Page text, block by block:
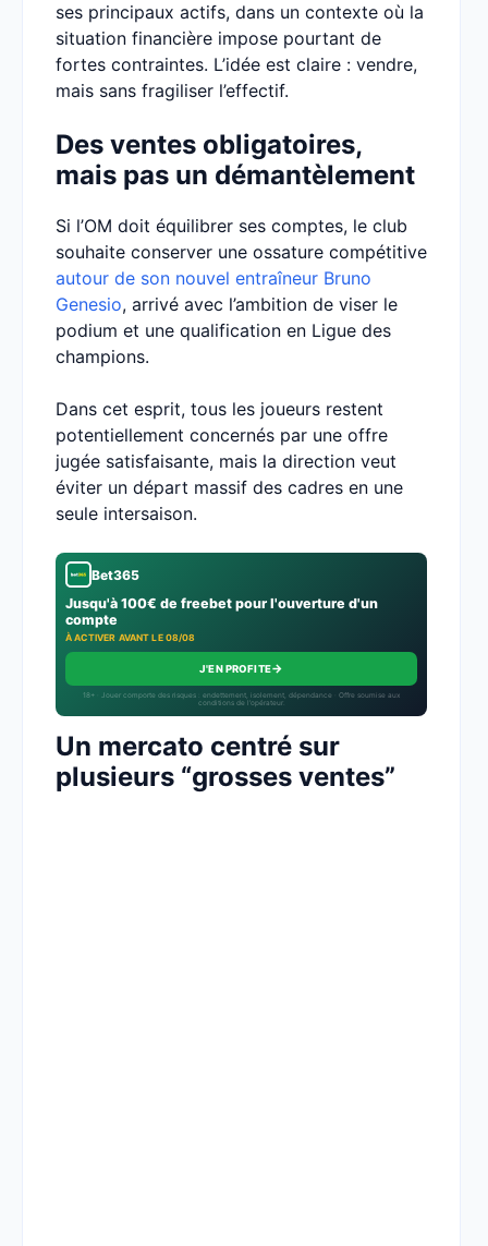
ses principaux actifs, dans un contexte où la
situation financière impose pourtant de
fortes contraintes. L’idée est claire : vendre,
mais sans fragiliser l’effectif.
Des ventes obligatoires,
mais pas un démantèlement
Si l’OM doit équilibrer ses comptes, le club
souhaite conserver une ossature compétitive
autour de son nouvel entraîneur Bruno
Genesio, arrivé avec l’ambition de viser le
podium et une qualification en Ligue des
champions.
Dans cet esprit, tous les joueurs restent
potentiellement concernés par une offre
jugée satisfaisante, mais la direction veut
éviter un départ massif des cadres en une
seule intersaison.
Bet365
Jusqu'à 100€ de freebet pour l'ouverture d'un
compte
À ACTIVER AVANT LE 08/08
J'EN PROFITE→
18+ · Jouer comporte des risques : endettement, isolement, dépendance · Offre soumise aux
conditions de l’opérateur.
Un mercato centré sur
plusieurs “grosses ventes”